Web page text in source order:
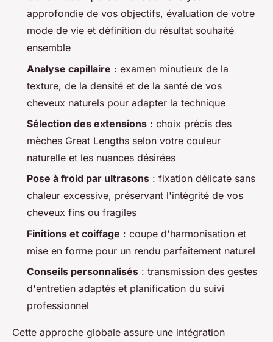
approfondie de vos objectifs, évaluation de votre
mode de vie et définition du résultat souhaité
ensemble
Analyse capillaire : examen minutieux de la
texture, de la densité et de la santé de vos
cheveux naturels pour adapter la technique
Sélection des extensions : choix précis des
mèches Great Lengths selon votre couleur
naturelle et les nuances désirées
Pose à froid par ultrasons : fixation délicate sans
chaleur excessive, préservant l'intégrité de vos
cheveux fins ou fragiles
Finitions et coiffage : coupe d'harmonisation et
mise en forme pour un rendu parfaitement naturel
Conseils personnalisés : transmission des gestes
d'entretien adaptés et planification du suivi
professionnel
Cette approche globale assure une intégration